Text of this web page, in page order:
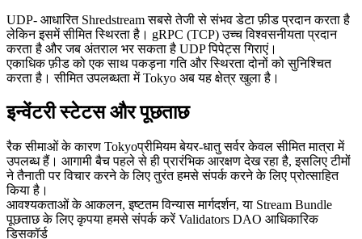
UDP- आधारित Shredstream सबसे तेजी से संभव डेटा फ़ीड प्रदान करता है
लेकिन इसमें सीमित स्थिरता है। gRPC (TCP) उच्च विश्वसनीयता प्रदान
करता है और जब अंतराल भर सकता है UDP पिपेट्स गिराएं।
एकाधिक फ़ीड को एक साथ पकड़ना गति और स्थिरता दोनों को सुनिश्चित
करता है। सीमित उपलब्धता में Tokyo अब यह क्षेत्र खुला है।
इन्वेंटरी स्टेटस और पूछताछ
रैक सीमाओं के कारण Tokyoप्रीमियम बेयर-धातु सर्वर केवल सीमित मात्रा में
उपलब्ध हैं। आगामी बैच पहले से ही प्रारंभिक आरक्षण देख रहा है, इसलिए टीमों
ने तैनाती पर विचार करने के लिए तुरंत हमसे संपर्क करने के लिए प्रोत्साहित
किया है।
आवश्यकताओं के आकलन, इष्टतम विन्यास मार्गदर्शन, या Stream Bundle
पूछताछ के लिए कृपया हमसे संपर्क करें Validators DAO आधिकारिक
डिसकॉर्ड